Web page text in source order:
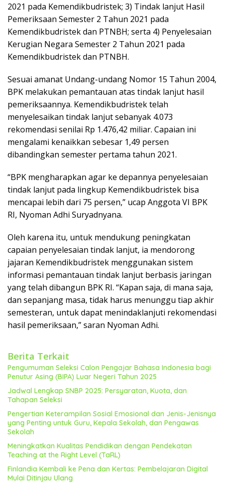
2021 pada Kemendikbudristek; 3) Tindak lanjut Hasil
Pemeriksaan Semester 2 Tahun 2021 pada
Kemendikbudristek dan PTNBH; serta 4) Penyelesaian
Kerugian Negara Semester 2 Tahun 2021 pada
Kemendikbudristek dan PTNBH.
Sesuai amanat Undang-undang Nomor 15 Tahun 2004,
BPK melakukan pemantauan atas tindak lanjut hasil
pemeriksaannya. Kemendikbudristek telah
menyelesaikan tindak lanjut sebanyak 4.073
rekomendasi senilai Rp 1.476,42 miliar. Capaian ini
mengalami kenaikkan sebesar 1,49 persen
dibandingkan semester pertama tahun 2021.
“BPK mengharapkan agar ke depannya penyelesaian
tindak lanjut pada lingkup Kemendikbudristek bisa
mencapai lebih dari 75 persen,” ucap Anggota VI BPK
RI, Nyoman Adhi Suryadnyana.
Oleh karena itu, untuk mendukung peningkatan
capaian penyelesaian tindak lanjut, ia mendorong
jajaran Kemendikbudristek menggunakan sistem
informasi pemantauan tindak lanjut berbasis jaringan
yang telah dibangun BPK RI. “Kapan saja, di mana saja,
dan sepanjang masa, tidak harus menunggu tiap akhir
semesteran, untuk dapat menindaklanjuti rekomendasi
hasil pemeriksaan,” saran Nyoman Adhi.
Berita Terkait
Pengumuman Seleksi Calon Pengajar Bahasa Indonesia bagi
Penutur Asing (BIPA) Luar Negeri Tahun 2025
Jadwal Lengkap SNBP 2025: Persyaratan, Kuota, dan
Tahapan Seleksi
Pengertian Keterampilan Sosial Emosional dan Jenis-Jenisnya
yang Penting untuk Guru, Kepala Sekolah, dan Pengawas
Sekolah
Meningkatkan Kualitas Pendidikan dengan Pendekatan
Teaching at the Right Level (TaRL)
Finlandia Kembali ke Pena dan Kertas: Pembelajaran Digital
Mulai Ditinjau Ulang